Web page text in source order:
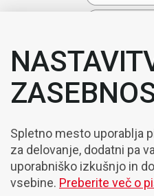
Spletno mesto uporablja
za delovanje, dodatni pa
uporabniško izkušnjo in
vsebine. Preberite več o